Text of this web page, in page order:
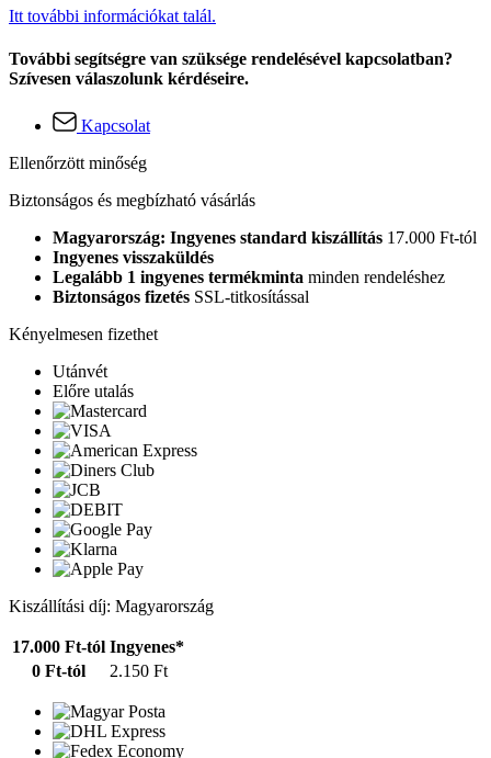
Itt további információkat talál.
További segítségre van szüksége rendelésével kapcsolatban?
Szívesen válaszolunk kérdéseire.
Kapcsolat
Ellenőrzött minőség
Biztonságos és megbízható vásárlás
Magyarország: Ingyenes standard kiszállítás 17.000 Ft-tól
Ingyenes visszaküldés
Legalább 1 ingyenes termékminta minden rendeléshez
Biztonságos fizetés SSL-titkosítással
Kényelmesen fizethet
Utánvét
Előre utalás
Kiszállítási díj: Magyarország
17.000 Ft-tól Ingyenes*
0 Ft-tól
2.150 Ft